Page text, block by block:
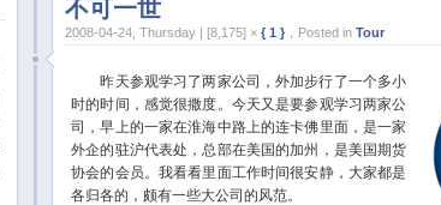
不可一世
2008-04-24, Thursday | [8,175] × { 1 } ，Posted in Tour
昨天参观学习了两家公司，外加步行了一个多小
时的时间，感觉很撒度。今天又是要参观学习两家公
司，早上的一家在淮海中路上的连卡佛里面，是一家
外企的驻沪代表处，总部在美国的加州，是美国期货
协会的会员。我看看里面工作时间很安静，大家都是
各归各的，颇有一些大公司的风范。